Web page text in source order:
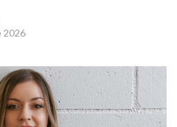
2026